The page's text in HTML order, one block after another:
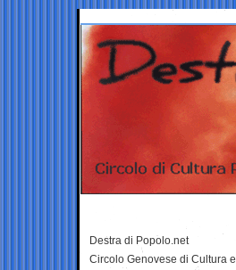
Destra di Popolo.net
Circolo Genovese di Cultura e